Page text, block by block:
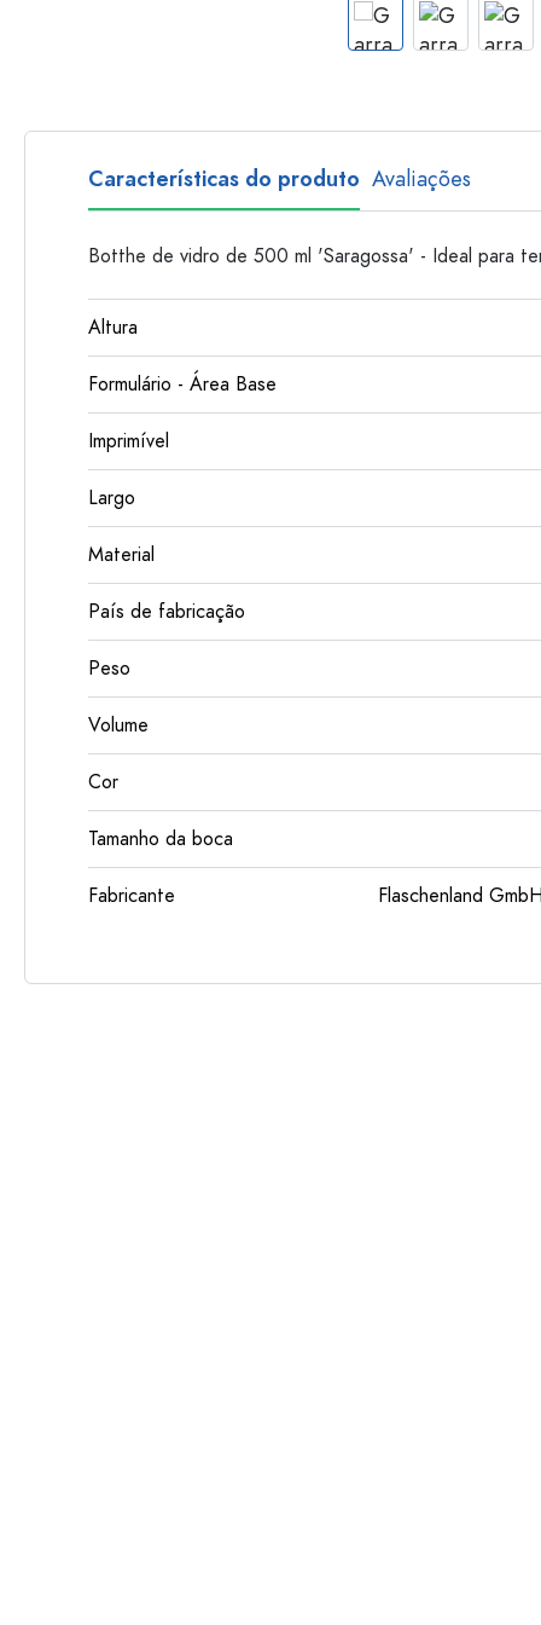
Garrafas de plastico
Características do produto Avaliações
Botthe de vidro de 500 ml 'Saragossa' - Ideal para
Altura
Formulário - Área Base
Imprimível
Largo
Material
País de fabricação
Peso
Volume
Cor
Tamanho da boca
Fabricante
Flaschenland